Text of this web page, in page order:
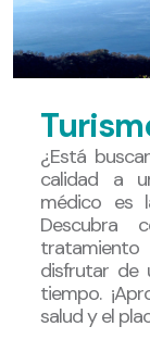
¿Está
calidad a
médico es
Descubra
disfrutar de
tiempo.
salud y el